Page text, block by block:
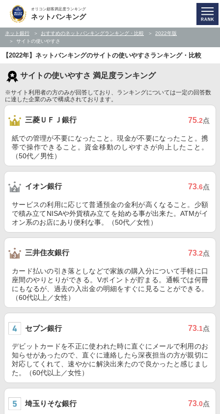
オリコン顧客満足度ランキング
ネットバンキング
ネット銀行 おすすめのネットバンキングランキング・比較
2022年版
サイトの使いやすさ
【2022年】ネットバンキングのサイトの使いやすさランキング・比較
サイトの使いやすさ 満足度ランキング
※サイト利用者の方のみが回答しており、ランキングについては一定の回答数
に達した企業のみで構成されております。
三菱ＵＦＪ銀行 75.2点
紙での管理が不要になったこと。現金が不要になったこと。携
帯で操作できること。資金移動のしやすさが向上したこと。
（50代／男性）
イオン銀行 73.6点
サービスの利用に応じて普通預金の金利が高くなること。少額
で積み立てNISAや外貨積み立てを始める事が出来た。ATMがイ
オン系のお店にあり便利な事。（50代／女性）
三井住友銀行 73.2点
カード払いの引き落としなどで家族の購入分について手軽に口
座間のやりとりができる。Vポイントが貯まる。通帳では何冊
にもなるが、過去の入出金の明細をすぐに見ることができる。
（60代以上／女性）
セブン銀行 73.1点
デビットカードを不正に使われた時に直ぐにメールで利用のお
知らせがあったので、直ぐに連絡したら深夜担当の方が親切に
対応してくれて、速やかに解決出来たので良かったと感じまし
た。（60代以上／女性）
埼玉りそな銀行 73.0点